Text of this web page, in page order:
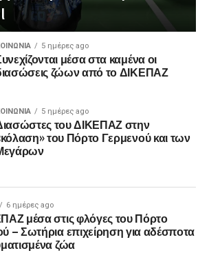
5 ημέρες ago
μέσα στα καμένα οι
ζώων από το ΔΙΚΕΠΑΖ
5 ημέρες ago
του ΔΙΚΕΠΑΖ στην
του Πόρτο Γερμενού και των
6 ημέρες ago
μέσα στις φλόγες του Πόρτο
– Σωτήρια επιχείρηση για αδέσποτα
ζώα